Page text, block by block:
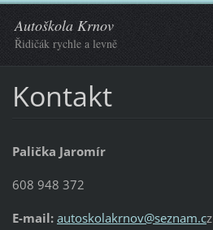
Autoškola Krnov
Řidičák rychle a levně
Kontakt
Palička Jaromír
608 948 372
E-mail: autoskolakrnov@seznam.cz